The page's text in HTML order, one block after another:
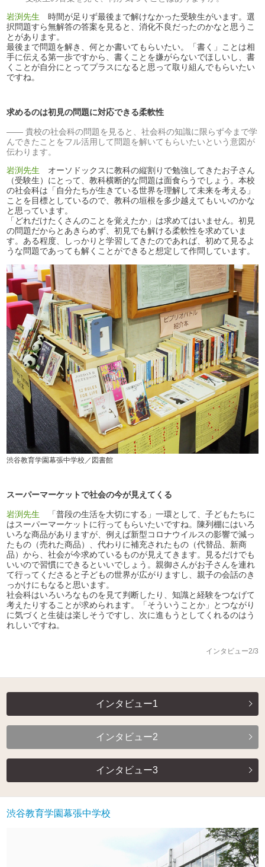
岩渕先生 時間が足りず最後まで解けなかった受験生がいます。選
択問題すら無解答の答案を見ると、消化不良だったのかなと思うこ
とがあります。
最後まで問題を解き、何とか書いてもらいたい。「書く」ことは相
手に伝える第一歩ですから、書くことを嫌がらないでほしいし、書
くことが自分にとってプラスになると思って取り組んでもらいたい
ですね。
求めるのは初見の問題に対応できる柔軟性
貴校の社会科の問題を見ると、社会科の知識に限らず今まで学
んできたことをフル活用して問題を解いてもらいたいという意図が
伝わります。
岩渕先生 オーソドックスに教科の縦割りで勉強してきたお子さん
（受験生）にとって、教科横断的な問題は面食らうでしょう。本校
の社会科は「自分たちが生きている世界を理解して未来を考える」
ことを目標としているので、教科の垣根を多少越えてもいいのかな
と思っています。
「どれだけたくさんのことを覚えたか」は求めてはいません。初見
の問題だからとあきらめず、初見でも解ける柔軟性を求めていま
す。ある程度、しっかりと学習してきたのであれば、初めて見るよ
うな問題であっても解くことができると想定して作問しています。
渋谷教育学園幕張中学校／図書館
スーパーマーケットで社会の今が見えてくる
岩渕先生 「普段の生活を大切にする」一環として、子どもたちに
はスーパーマーケットに行ってもらいたいですね。陳列棚にはいろ
いろな商品がありますが、例えば新型コロナウイルスの影響で減っ
たもの（売れた商品）、代わりに補充されたもの（代替品、新商
品）から、社会が今求めているものが見えてきます。見るだけでも
いいので習慣にできるといいでしょう。親御さんがお子さんを連れ
て行ってくださると子どもの世界が広がりますし、親子の会話のき
っかけにもなると思います。
社会科はいろいろなものを見て判断したり、知識と経験をつなげて
考えたりすることが求められます。「そういうことか」とつながり
に気づくと生徒は楽しそうですし、次に進もうとしてくれるのはう
れしいですね。
インタビュー2/3
インタビュー1
インタビュー2
インタビュー3
渋谷教育学園幕張中学校